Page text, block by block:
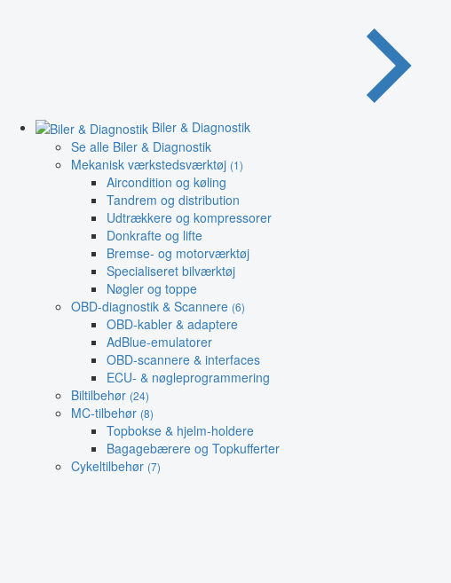
Biler & Diagnostik
Se alle Biler & Diagnostik
Mekanisk værkstedsværktøj (1)
Aircondition og køling
Tandrem og distribution
Udtrækkere og kompressorer
Donkrafte og lifte
Bremse- og motorværktøj
Specialiseret bilværktøj
Nøgler og toppe
OBD-diagnostik & Scannere (6)
OBD-kabler & adaptere
AdBlue-emulatorer
OBD-scannere & interfaces
ECU- & nøgleprogrammering
Biltilbehør (24)
MC-tilbehør (8)
Topbokse & hjelm-holdere
Bagagebærere og Topkufferter
Cykeltilbehør (7)